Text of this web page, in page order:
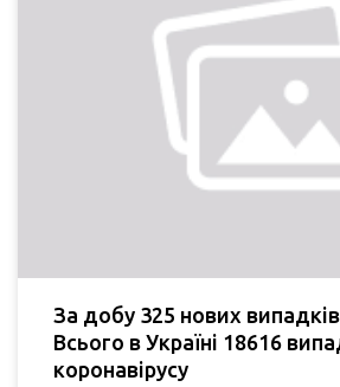
За добу 325 нових
Всього в Україні 18616
коронавірусу